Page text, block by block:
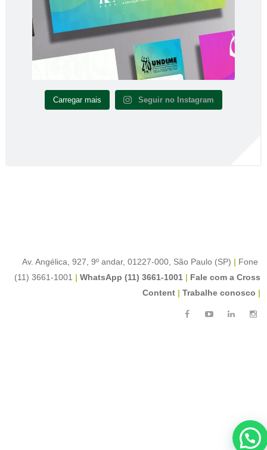
Carregar mais Seguir no Instagram
Av. Angélica, 927, 9º andar, 01227-000, São Paulo (SP) | Fone
(11) 3661-1001 | WhatsApp (11) 3661-1001 | Fale com a Cross
Content | Trabalhe conosco |